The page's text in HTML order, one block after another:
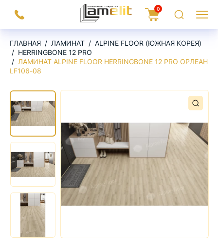
Заказать
звонок
На
Корзина
0
ПоискМеню
ГЛАВНАЯ ЛАМИНАТ
ALPINE FLOOR (ЮЖНАЯ КОРЕЯ)
HERRINGBONE 12 PRO
ЛАМИНАТ ALPINE FLOOR HERRINGBONE 12 PRO ОРЛЕАН
LF106-08